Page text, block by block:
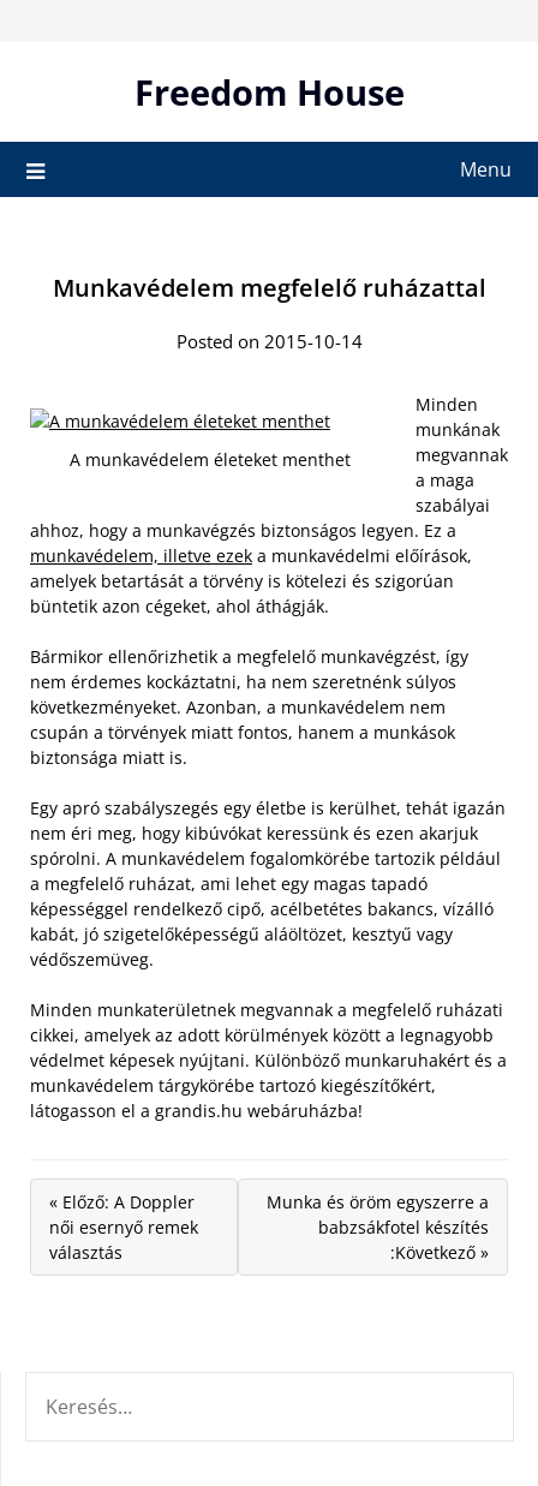
Freedom House
Menu
Munkavédelem megfelelő ruházattal
Posted on 2015-10-14
A munkavédelem életeket menthet
Minden
munkának
megvannak
a maga
szabályai
ahhoz, hogy a munkavégzés biztonságos legyen. Ez a
munkavédelem, illetve ezek a munkavédelmi előírások,
amelyek betartását a törvény is kötelezi és szigorúan
büntetik azon cégeket, ahol áthágják.
Bármikor ellenőrizhetik a megfelelő munkavégzést, így
nem érdemes kockáztatni, ha nem szeretnénk súlyos
következményeket. Azonban, a munkavédelem nem
csupán a törvények miatt fontos, hanem a munkások
biztonsága miatt is.
Egy apró szabályszegés egy életbe is kerülhet, tehát igazán
nem éri meg, hogy kibúvókat keressünk és ezen akarjuk
spórolni. A munkavédelem fogalomkörébe tartozik például
a megfelelő ruházat, ami lehet egy magas tapadó
képességgel rendelkező cipő, acélbetétes bakancs, vízálló
kabát, jó szigetelőképességű aláöltözet, kesztyű vagy
védőszemüveg.
Minden munkaterületnek megvannak a megfelelő ruházati
cikkei, amelyek az adott körülmények között a legnagyobb
védelmet képesek nyújtani. Különböző munkaruhakért és a
munkavédelem tárgykörébe tartozó kiegészítőkért,
látogasson el a grandis.hu webáruházba!
« Előző: A Doppler
női esernyő remek
választás
Munka és öröm egyszerre a
babzsákfotel készítés
:Következő »